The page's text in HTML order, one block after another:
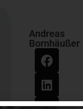
Andreas
Bornhäußer